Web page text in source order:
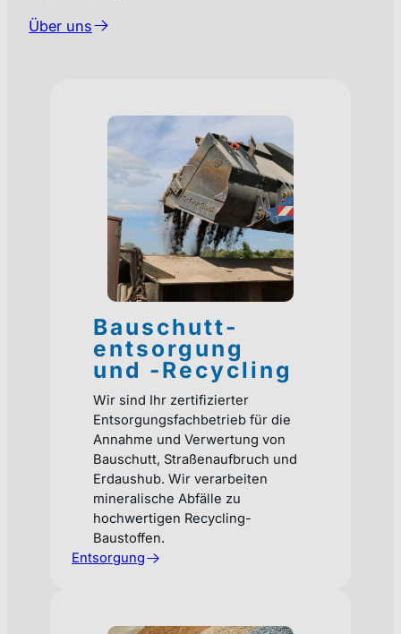
Über uns
Bauschutt-
entsorgung
und -Recycling
Wir sind Ihr zertifizierter
Entsorgungsfachbetrieb für die
Annahme und Verwertung von
Bauschutt, Straßenaufbruch und
Erdaushub. Wir verarbeiten
mineralische Abfälle zu
hochwertigen Recycling-
Baustoffen.
Entsorgung